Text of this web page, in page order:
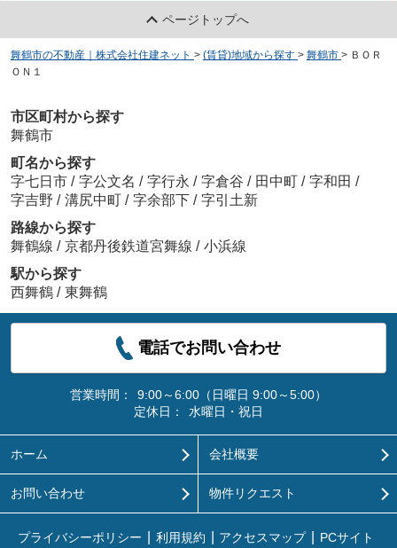
ページトップへ
舞鶴市の不動産｜株式会社住建ネット > (賃貸)地域から探す > 舞鶴市 > ＢＯＲ
ＯＮ１
市区町村から探す
舞鶴市
町名から探す
字七日市 / 字公文名 / 字行永 / 字倉谷 / 田中町 / 字和田 /
字吉野 / 溝尻中町 / 字余部下 / 字引土新
路線から探す
舞鶴線 / 京都丹後鉄道宮舞線 / 小浜線
駅から探す
西舞鶴 / 東舞鶴
電話でお問い合わせ
営業時間：
9:00～6:00（日曜日 9:00～5:00）
定休日：
水曜日・祝日
ホーム 会社概要
お問い合わせ 物件リクエスト
プライバシーポリシー 利用規約 アクセスマップ PCサイト